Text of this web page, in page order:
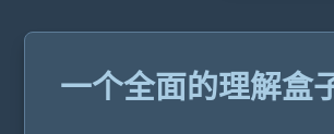
一个全面的理解盒